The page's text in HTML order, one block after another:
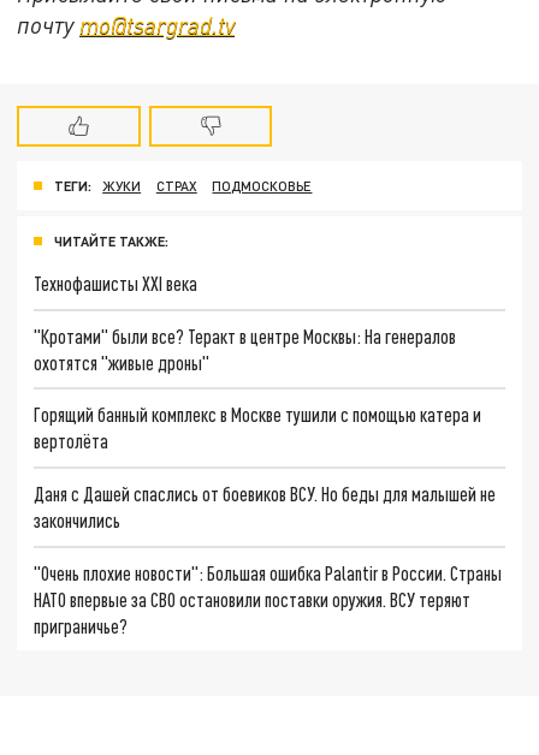
почту mo@tsargrad.tv
ТЕГИ: ЖУКИ СТРАХ ПОДМОСКОВЬЕ
ЧИТАЙТЕ ТАКЖЕ:
Технофашисты XXI века
"Кротами" были все? Теракт в центре Москвы: На генералов
охотятся "живые дроны"
Горящий банный комплекс в Москве тушили с помощью катера и
вертолёта
Даня с Дашей спаслись от боевиков ВСУ. Но беды для малышей не
закончились
"Очень плохие новости": Большая ошибка Palantir в России. Страны
НАТО впервые за СВО остановили поставки оружия. ВСУ теряют
приграничье?